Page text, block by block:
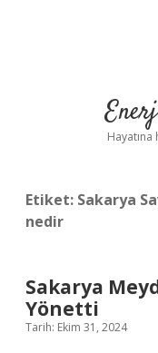
Hayatına
Etiket: Sakarya
nedir
Sakarya
Yönetti
Tarih: Ekim 31, 2024